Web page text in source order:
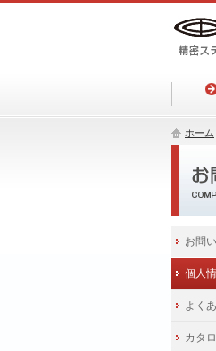
ホーム
お問
個人
よく
カタ